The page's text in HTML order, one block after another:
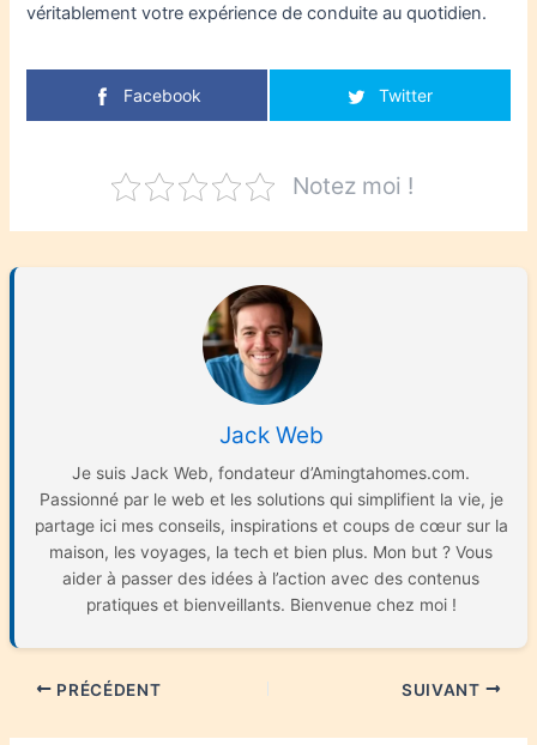
véritablement votre expérience de conduite au quotidien.
Facebook Twitter
Notez moi !
Jack Web
Je suis Jack Web, fondateur d’Amingtahomes.com.
Passionné par le web et les solutions qui simplifient la vie, je
partage ici mes conseils, inspirations et coups de cœur sur la
maison, les voyages, la tech et bien plus. Mon but ? Vous
aider à passer des idées à l’action avec des contenus
pratiques et bienveillants. Bienvenue chez moi !
PRÉCÉDENT SUIVANT